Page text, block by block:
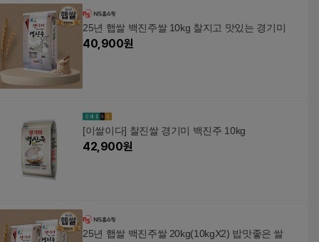
25년 햅쌀 백진주쌀 10kg 찰지고 맛있는 경기미
40,900원
[이쌀이다] 찰진쌀 경기미 백진주 10kg
42,900원
25년 햅쌀 백진주쌀 20kg(10kgX2) 밥맛좋은 쌀